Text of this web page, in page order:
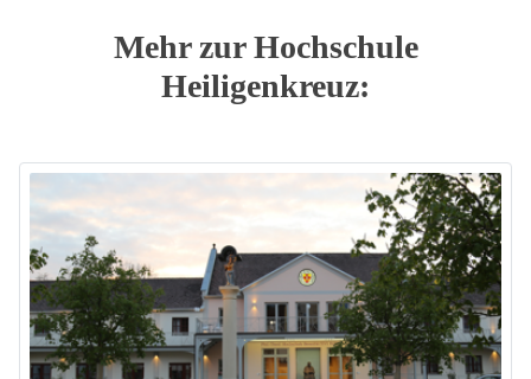
Mehr zur Hochschule
Heiligenkreuz: